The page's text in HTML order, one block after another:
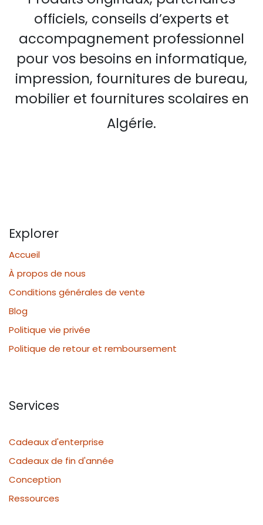
officiels, conseils d’experts et
accompagnement professionnel
pour vos besoins en informatique,
impression, fournitures de bureau,
mobilier et fournitures scolaires en
Algérie.
Explorer
Accueil
À propos de nous
Conditions générales de vente
Blog
Politique vie privée
Politique de retour et remboursement
Services
Cadeaux d'enterprise
Cadeaux de fin d'année
Conception
Ressources